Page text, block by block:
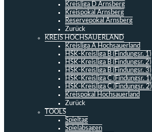
Kreisliga D Arnsberg
Kreispokal Arnsberg
Reservepokal Arnsberg
Zurück
KREIS HOCHSAUERLAND
Kreisliga A Hochsauerland
HSK-Kreisliga B (Findungsr. 1)
HSK-Kreisliga B (Findungsr. 2)
HSK-Kreisliga B (Findungsr. 3)
HSK-Kreisliga C (Findungsr. 1)
HSK-Kreisliga C (Findungsr. 2)
Kreispokal Hochsauerland
Zurück
TOOLS
Spieltag
Spielabsagen